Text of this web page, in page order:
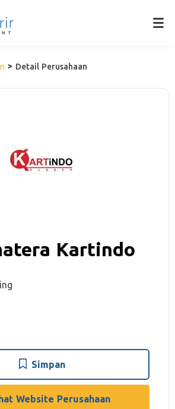
Detail Perusahaan
Kartindo
Simpan
Website Perusahaan